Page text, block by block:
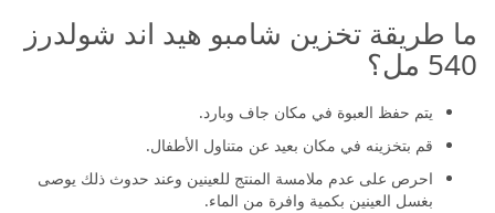
ما طريقة تخزين شامبو هيد اند شولدرز
540 مل؟
يتم حفظ العبوة في مكان جاف وبارد.
قم بتخزينه في مكان بعيد عن متناول الأطفال.
احرص على عدم ملامسة المنتج للعينين وعند حدوث ذلك يوصى
بغسل العينين بكمية وافرة من الماء.